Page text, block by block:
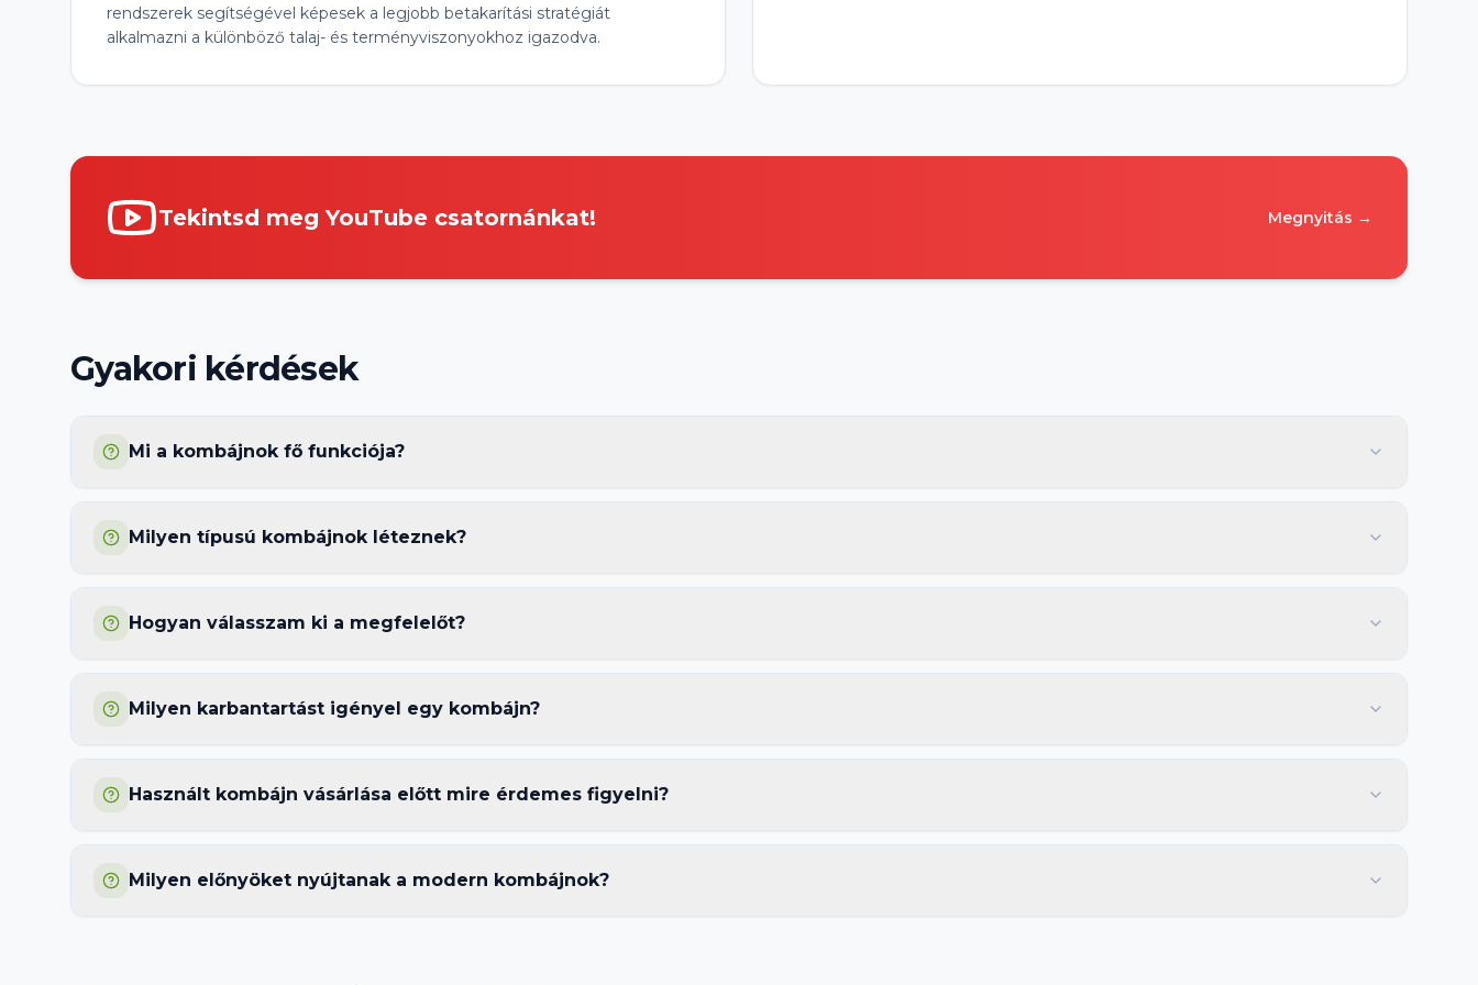
rendszerek segítségével képesek a legjobb betakarítási stratégiát
alkalmazni a különböző talaj- és terményviszonyokhoz igazodva.
Tekintsd meg YouTube csatornánkat! Megnyitás →
Gyakori kérdések
Mi a kombájnok fő funkciója?
Milyen típusú kombájnok léteznek?
Hogyan válasszam ki a megfelelőt?
Milyen karbantartást igényel egy kombájn?
Használt kombájn vásárlása előtt mire érdemes figyelni?
Milyen előnyöket nyújtanak a modern kombájnok?